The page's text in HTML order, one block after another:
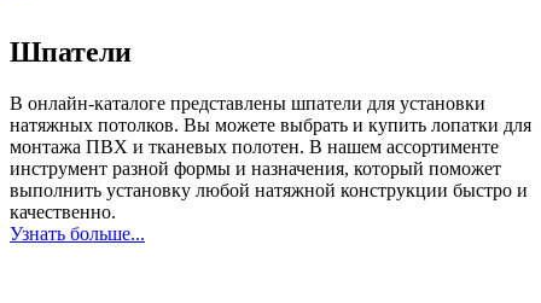
Шпатели
В онлайн-каталоге представлены шпатели для установки
натяжных потолков. Вы можете выбрать и купить лопатки для
монтажа ПВХ и тканевых полотен. В нашем ассортименте
инструмент разной формы и назначения, который поможет
выполнить установку любой натяжной конструкции быстро и
качественно.
Узнать больше...